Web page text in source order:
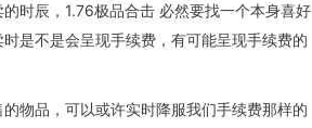
时辰，1.76极品合击 必然要找一个本身喜好
是不是会呈现手续费，有可能呈现手续费的
物品，可以或许实时降服我们手续费那样的